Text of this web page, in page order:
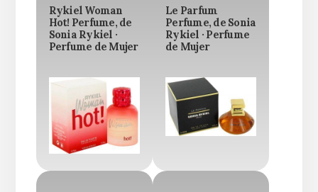
Rykiel Woman
Hot! Perfume, de
Sonia Rykiel ·
Perfume de Mujer
Le Parfum
Perfume, de Sonia
Rykiel · Perfume
de Mujer